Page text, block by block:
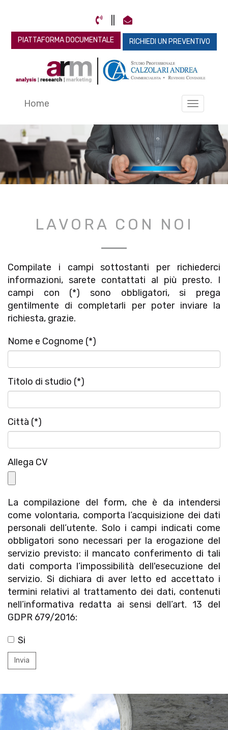
PIATTAFORMA DOCUMENTALE RICHIEDI UN PREVENTIVO
Toggle
Home
LAVORA CON NOI
Compilate i campi sottostanti per richiederci
informazioni, sarete contattati al più presto. I
campi con (*) sono obbligatori, si prega
gentilmente di completarli per poter inviare la
richiesta, grazie.
Nome e Cognome (*)
Titolo di studio (*)
Città (*)
Allega CV
La compilazione del form, che è da intendersi
come volontaria, comporta l’acquisizione dei dati
personali dell’utente. Solo i campi indicati come
obbligatori sono necessari per la erogazione del
servizio previsto: il mancato conferimento di tali
dati comporta l’impossibilità dell'esecuzione del
servizio. Si dichiara di aver letto ed accettato i
termini relativi al trattamento dei dati, contenuti
nell’informativa redatta ai sensi dell’art. 13 del
GDPR 679/2016:
Si